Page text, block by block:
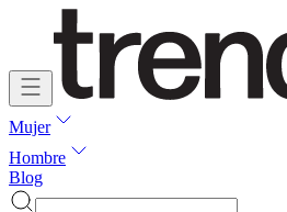
Mujer
Hombre
Blog